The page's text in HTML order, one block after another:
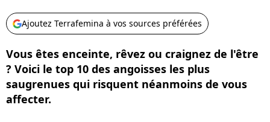
Ajoutez Terrafemina à vos sources préférées
Vous êtes enceinte, rêvez ou craignez de l'être
? Voici le top 10 des angoisses les plus
saugrenues qui risquent néanmoins de vous
affecter.